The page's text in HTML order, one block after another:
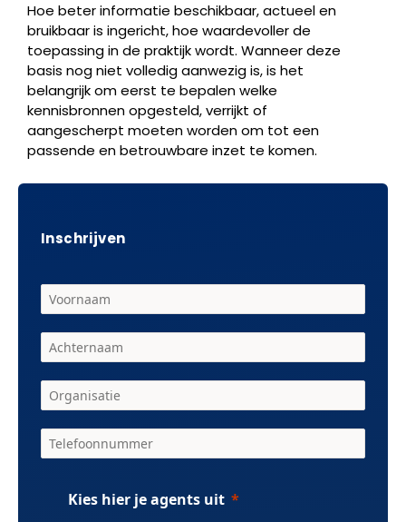
Hoe beter informatie beschikbaar, actueel en
bruikbaar is ingericht, hoe waardevoller de
toepassing in de praktijk wordt. Wanneer deze
basis nog niet volledig aanwezig is, is het
belangrijk om eerst te bepalen welke
kennisbronnen opgesteld, verrijkt of
aangescherpt moeten worden om tot een
passende en betrouwbare inzet te komen.
Inschrijven
Kies hier je agents uit